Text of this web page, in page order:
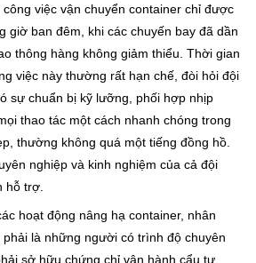
việc vận chuyển container chỉ được
giờ ban đêm, khi các chuyến bay đã dần
thông hàng không giảm thiểu. Thời gian
việc này thường rất hạn chế, đòi hỏi đội
sự chuẩn bị kỹ lưỡng, phối hợp nhịp
thao tác một cách nhanh chóng trong
thường không quá một tiếng đồng hồ.
nghiệp và kinh nghiệm của cả đội
hỗ trợ.
hoạt động nâng hạ container, nhân
là những người có trình độ chuyên
sở hữu chứng chỉ vận hành cẩu tự